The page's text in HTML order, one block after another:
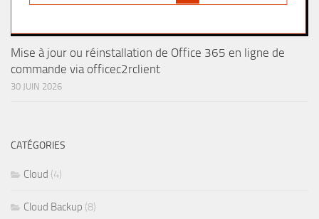
Mise à jour ou réinstallation de Office 365 en ligne de
commande via officec2rclient
30 JUIN 2026
CATÉGORIES
Cloud (4)
Cloud Backup (8)